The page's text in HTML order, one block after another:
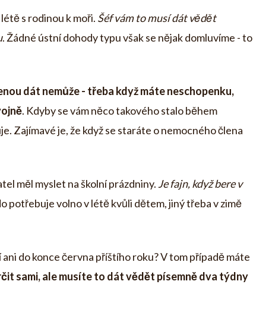
s rodinou k moři. Šéf vám to musí dát vědět
. Žádné ústní dohody typu však se nějak domluvíme - to
dát nemůže - třeba když máte neschopenku,
. Kdyby se vám něco takového stalo během
Zajímavé je, že když se staráte o nemocného člena
měl myslet na školní prázdniny. Je fajn, když bere v
potřebuje volno v létě kvůli dětem, jiný třeba v zimě
do konce června příštího roku? V tom případě máte
sami, ale musíte to dát vědět písemně dva týdny